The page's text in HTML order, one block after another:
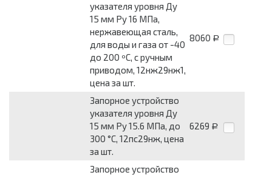
указателя уровня Ду
15 мм Pу 16 МПа,
нержавеющая сталь,
для воды и газа от -40
до 200 ºС, с ручным
приводом, 12нж29нж1,
цена за шт.
8060 Р
Запорное устройство
указателя уровня Ду
15 мм Pу 15.6 МПа, до
300 °С, 12пс29нж, цена
за шт.
6269 Р
Запорное устройство